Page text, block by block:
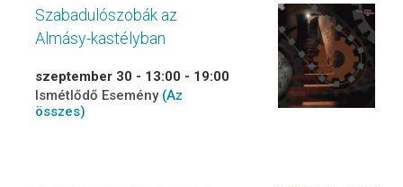
Szabadulószobák az
Almásy-kastélyban
szeptember 30 - 13:00 - 19:00
Ismétlődő Esemény (Az
összes)